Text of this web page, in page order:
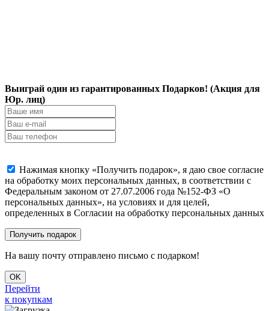
Выиграй один из гарантированных Подарков! (Акция для
Юр. лиц)
Нажимая кнопку «Получить подарок», я даю свое согласие
на обработку моих персональных данных, в соответствии с
Федеральным законом от 27.07.2006 года №152-ФЗ «О
персональных данных», на условиях и для целей,
определенных в Согласии на обработку персональных данных
На вашу почту отправлено письмо с подарком!
OK
Перейти
к покупкам